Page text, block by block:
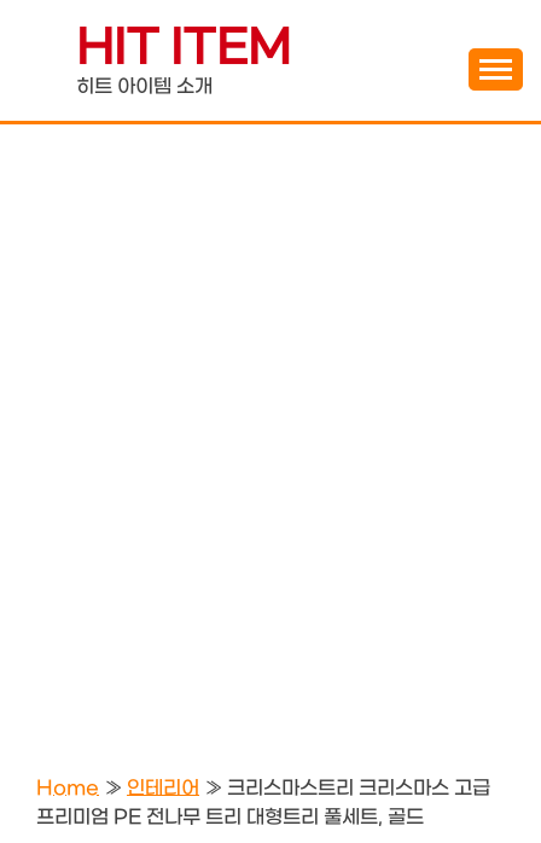
contentHIT ITEM
히트 아이템 소개
Home » 인테리어 » 크리스마스트리 크리스마스 고급
프리미엄 PE 전나무 트리 대형트리 풀세트, 골드